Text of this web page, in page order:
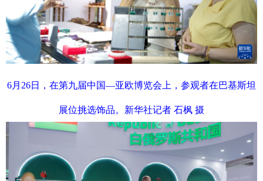
6月26日，在第九届中国—亚欧博览会上，参观者在巴基斯坦
展位挑选饰品。新华社记者 石枫 摄